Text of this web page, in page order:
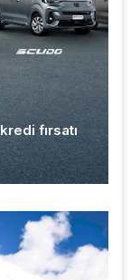
fırsatı